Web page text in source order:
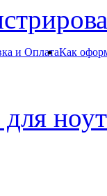
и ОплатаКак